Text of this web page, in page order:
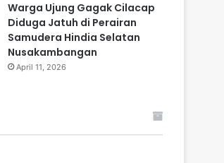
Warga Ujung Gagak Cilacap
Diduga Jatuh di Perairan
Samudera Hindia Selatan
Nusakambangan
April 11, 2026